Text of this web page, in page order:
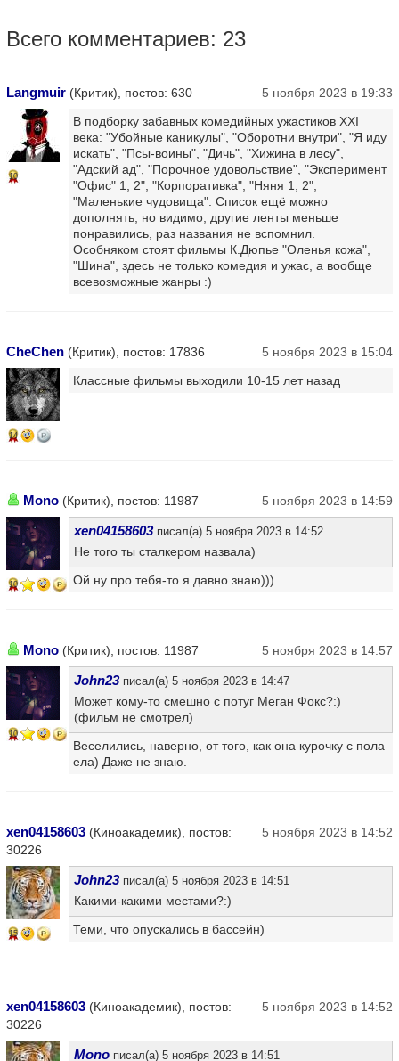
Всего комментариев: 23
Langmuir (Критик), постов: 630 5 ноября 2023 в 19:33
10
В подборку забавных комедийных ужастиков XXI
века: "Убойные каникулы", "Оборотни внутри", "Я иду
искать", "Псы-воины", "Дичь", "Хижина в лесу",
"Адский ад", "Порочное удовольствие", "Эксперимент
"Офис" 1, 2", "Корпоративка", "Няня 1, 2",
"Маленькие чудовища". Список ещё можно
дополнять, но видимо, другие ленты меньше
понравились, раз названия не вспомнил.
Особняком стоят фильмы К.Дюпье "Оленья кожа",
"Шина", здесь не только комедия и ужас, а вообще
всевозможные жанры :)
CheChen (Критик), постов: 17836 5 ноября 2023 в 15:04
14
Классные фильмы выходили 10-15 лет назад
Mono (Критик), постов: 11987 5 ноября 2023 в 14:59
10
xen04158603писал(а) 5 ноября 2023 в 14:52
Не того ты сталкером назвала)
Ой ну про тебя-то я давно знаю)))
Mono (Критик), постов: 11987 5 ноября 2023 в 14:57
10
John23писал(а) 5 ноября 2023 в 14:47
Может кому-то смешно с потуг Меган Фокс?:)
(фильм не смотрел)
Веселились, наверно, от того, как она курочку с пола
ела) Даже не знаю.
xen04158603 (Киноакадемик), постов:
30226
5 ноября 2023 в 14:52
15
John23писал(а) 5 ноября 2023 в 14:51
Какими-какими местами?:)
Теми, что опускались в бассейн)
xen04158603 (Киноакадемик), постов:
30226
5 ноября 2023 в 14:52
Mono писал(а) 5 ноября 2023 в 14:51